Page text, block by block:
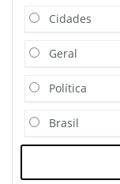
Cidades
Geral
Política
Brasil